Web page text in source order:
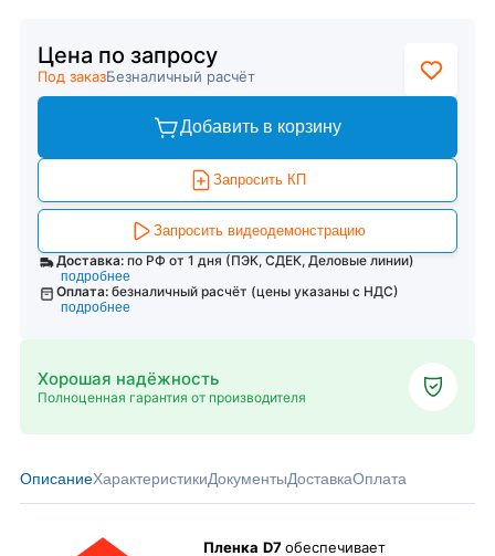
Цена по запросу
Под заказБезналичный расчёт
Добавить в корзину
Запросить КП
Запросить видеодемонстрацию
Доставка: по РФ от 1 дня (ПЭК, СДЕК, Деловые линии)
подробнее
Оплата: безналичный расчёт (цены указаны с НДС)
подробнее
Хорошая надёжность
Полноценная гарантия от производителя
ОписаниеХарактеристикиДокументыДоставкаОплата
Пленка D7обеспечивает